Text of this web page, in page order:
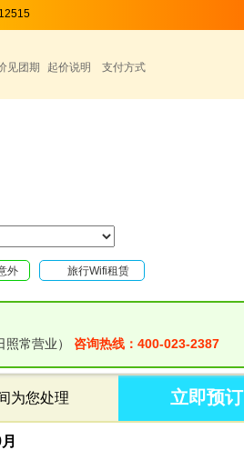
见团期 起价说明 支付方式
外 旅行Wifi租赁
常营业） 咨询热线：400-023-2387
为您处理 立即预订
月